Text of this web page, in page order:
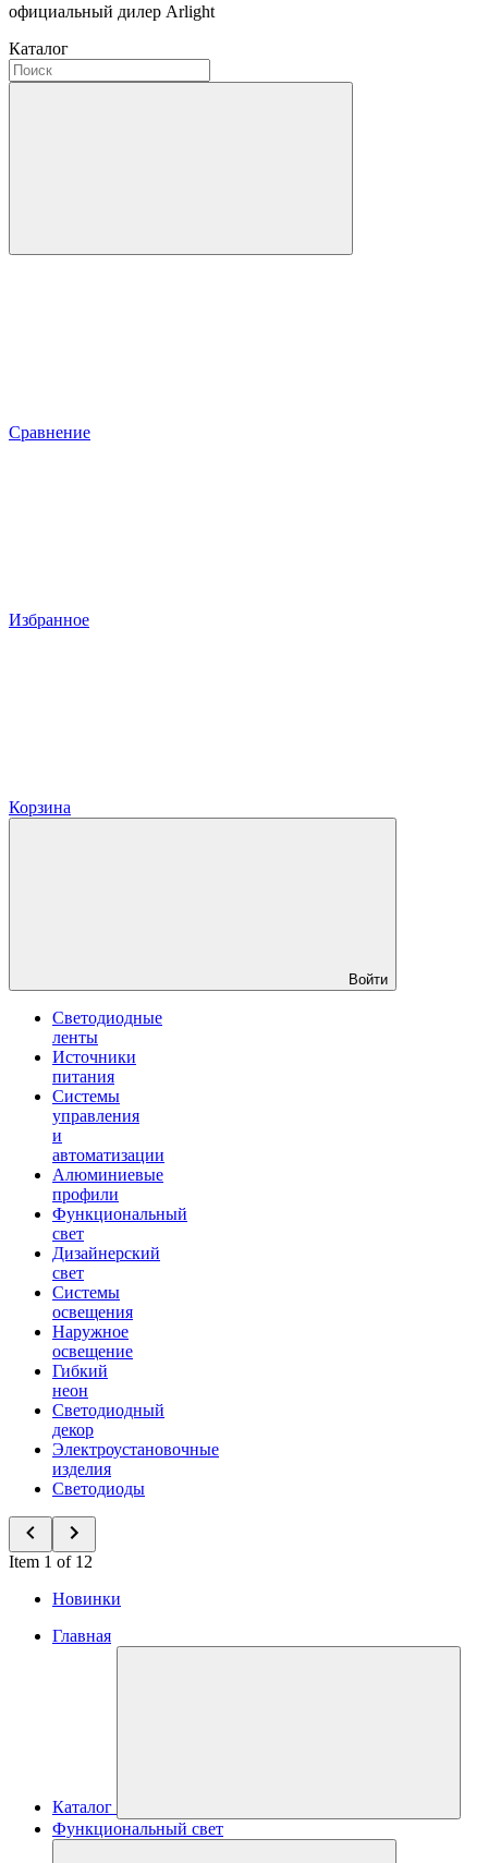
официальный дилер Arlight
Каталог
Сравнение
Избранное
Корзина
Войти
Светодиодные
ленты
Источники
питания
Системы
управления
и
автоматизации
Алюминиевые
профили
Функциональный
свет
Дизайнерский
свет
Системы
освещения
Наружное
освещение
Гибкий
неон
Светодиодный
декор
Электроустановочные
изделия
Светодиоды
Item 1 of 12
Новинки
Главная
Каталог
Функциональный свет